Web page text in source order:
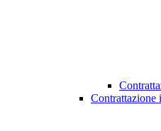
Contrattazione